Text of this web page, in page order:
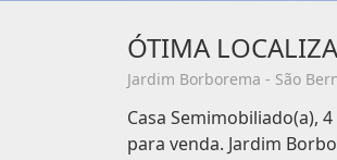
ÓTIMA
Jardim Borborema - São
Casa Semimobiliado(a),
para venda. Jardim